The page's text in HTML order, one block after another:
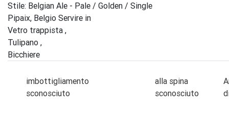
Stile: Belgian Ale - Pale / Golden / Single
Pipaix, Belgio Servire in
Vetro trappista ,
Tulipano ,
Bicchiere
imbottigliamento
sconosciuto
alla spina
sconosciuto